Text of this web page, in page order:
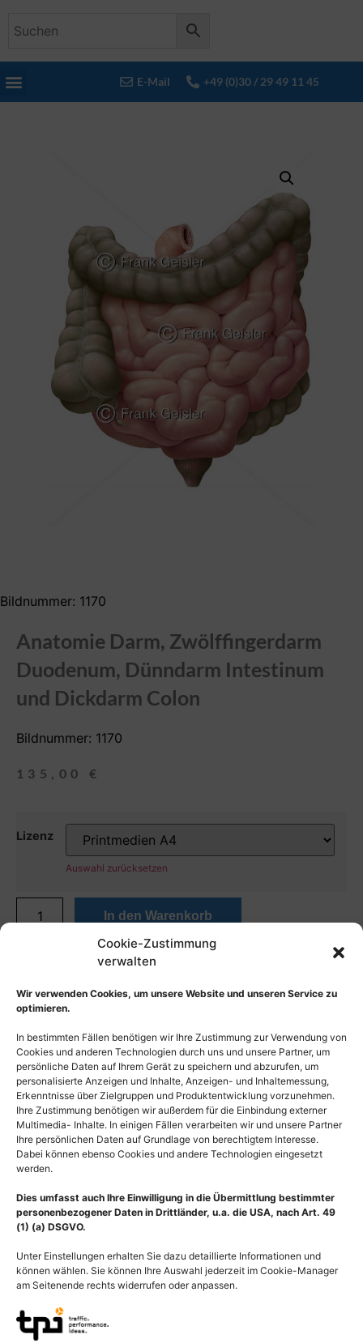
Cookie-Zustimmung
verwalten
Wir verwenden Cookies, um unsere Website und unseren Service zu
optimieren.
In bestimmten Fällen benötigen wir Ihre Zustimmung zur Verwendung von
Cookies und anderen Technologien durch uns und unsere Partner, um
persönliche Daten auf Ihrem Gerät zu speichern und abzurufen, um
personalisierte Anzeigen und Inhalte, Anzeigen- und Inhaltemessung,
Erkenntnisse über Zielgruppen und Produktentwicklung vorzunehmen.
Ihre Zustimmung benötigen wir außerdem für die Einbindung externer
Multimedia- Inhalte. In einigen Fällen verarbeiten wir und unsere Partner
Ihre persönlichen Daten auf Grundlage von berechtigtem Interesse.
Dabei können ebenso Cookies und andere Technologien eingesetzt
werden.
Dies umfasst auch Ihre Einwilligung in die Übermittlung bestimmter
personenbezogener Daten in Drittländer, u.a. die USA, nach Art. 49
(1) (a) DSGVO.
Unter Einstellungen erhalten Sie dazu detaillierte Informationen und
können wählen. Sie können Ihre Auswahl jederzeit im Cookie-Manager
am Seitenende rechts widerrufen oder anpassen.
E-Mail +49 (0)30 / 29 49 11 45
Bildnummer: 1170
Anatomie Darm, Zwölffingerdarm
Duodenum, Dünndarm Intestinum
und Dickdarm Colon
Bildnummer: 1170
135,00 €
Lizenz
Auswahl zurücksetzen
In den Warenkorb